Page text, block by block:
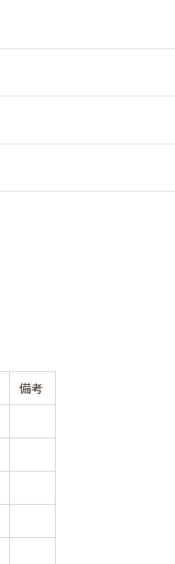
備考